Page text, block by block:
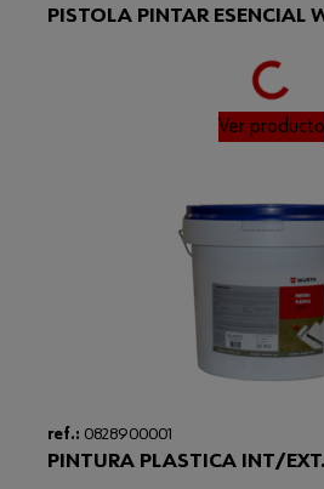
PISTOLA PINTAR ESENCIAL
Loading...
Ver producto
ref.: 0828900001
PINTURA PLASTICA INT/